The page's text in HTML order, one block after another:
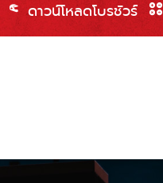
ดาวน์โหลดโบรชัวร์